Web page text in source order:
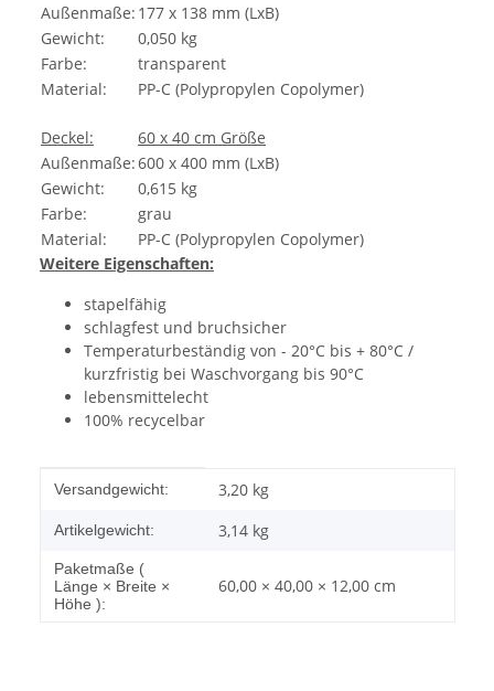
Außenmaße: 177 x 138 mm (LxB)
Gewicht:
0,050 kg
Farbe:
transparent
Material:
PP-C (Polypropylen Copolymer)
Deckel:
60 x 40 cm Größe
Außenmaße:600 x 400 mm (LxB)
Gewicht:
0,615 kg
Farbe:
grau
Material:
PP-C (Polypropylen Copolymer)
Weitere Eigenschaften:
stapelfähig
schlagfest und bruchsicher
Temperaturbeständig von - 20°C bis + 80°C /
kurzfristig bei Waschvorgang bis 90°C
lebensmittelecht
100% recycelbar
Produkteigenschaft
Wert
Versandgewicht: 3,20 kg
Artikelgewicht: 3,14 kg
Paketmaße (
Länge × Breite ×
Höhe ):
60,00 × 40,00 × 12,00 cm